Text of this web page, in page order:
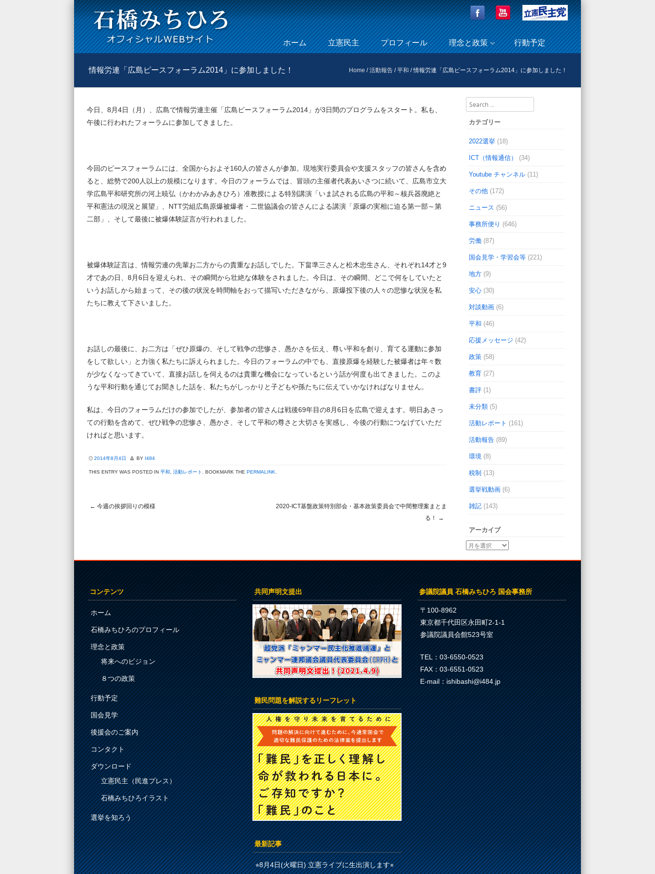
Menu
Skip to content
ホーム 立憲民主 プロフィール 理念と政策 行動予定
情報労連「広島ピースフォーラム2014」に参加しました！ Home /活動報告 /平和 /情報労連「広島ピースフォーラム2014」に参加しました！
今日、8月4日（月）、広島で情報労連主催「広島ピースフォーラム2014」が3日間のプログラムをスタート。私も、
午後に行われたフォーラムに参加してきました。
今回のピースフォーラムには、全国からおよそ160人の皆さんが参加。現地実行委員会や支援スタッフの皆さんを含め
ると、総勢で200人以上の規模になります。今日のフォーラムでは、冒頭の主催者代表あいさつに続いて、広島市立大
学広島平和研究所の河上暁弘（かわかみあきひろ）准教授による特別講演「いま試される広島の平和～核兵器廃絶と
平和憲法の現況と展望」、NTT労組広島原爆被爆者・二世協議会の皆さんによる講演「原爆の実相に迫る第一部～第
二部」、そして最後に被爆体験証言が行われました。
被爆体験証言は、情報労連の先輩お二方からの貴重なお話しでした。下畠準三さんと松木忠生さん、それぞれ14才と9
才であの日、8月6日を迎えられ、その瞬間から壮絶な体験をされました。今日は、その瞬間、どこで何をしていたと
いうお話しから始まって、その後の状況を時間軸をおって描写いただきながら、原爆投下後の人々の悲惨な状況を私
たちに教えて下さいました。
お話しの最後に、お二方は「ぜひ原爆の、そして戦争の悲惨さ、愚かさを伝え、尊い平和を創り、育てる運動に参加
をして欲しい」と力強く私たちに訴えられました。今日のフォーラムの中でも、直接原爆を経験した被爆者は年々数
が少なくなってきていて、直接お話しを伺えるのは貴重な機会になっているという話が何度も出てきました。このよ
うな平和行動を通じてお聞きした話を、私たちがしっかりと子どもや孫たちに伝えていかなければなりません。
私は、今日のフォーラムだけの参加でしたが、参加者の皆さんは戦後69年目の8月6日を広島で迎えます。明日あさっ
ての行動を含めて、ぜひ戦争の悲惨さ、愚かさ、そして平和の尊さと大切さを実感し、今後の行動につなげていただ
ければと思います。
2014年8月4日 BY I484
THIS ENTRY WAS POSTED IN 平和 活動レポート . BOOKMARK THE PERMALINK
← 今週の挨拶回りの模様
2020-ICT基盤政策特別部会・基本政策委員会で中間整理案まとま
る！
→
Search
カテゴリー
2022選挙 (18)
ICT（情報通信） (34)
Youtube チャンネル (11)
その他 (172)
ニュース (56)
事務所便り (646)
労働 (87)
国会見学・学習会等 (221)
地方 (9)
安心 (30)
対談動画 (6)
平和 (46)
応援メッセージ (42)
政策 (58)
教育 (27)
書評 (1)
未分類 (5)
活動レポート (161)
活動報告 (89)
環境 (8)
税制 (13)
選挙戦動画 (6)
雑記 (143)
アーカイブ
コンテンツ
ホーム
石橋みちひろのプロフィール
理念と政策
将来へのビジョン
８つの政策
行動予定
国会見学
後援会のご案内
コンタクト
ダウンロード
立憲民主（民進プレス）
石橋みちひろイラスト
選挙を知ろう
共同声明文提出
難民問題を解説するリーフレット
最新記事
⭐︎8月4日(火曜日) 立憲ライブに生出演します⭐︎
参議院議員 石橋みちひろ 国会事務所
〒100-8962
東京都千代田区永田町2-1-1
参議院議員会館523号室
TEL：03-6550-0523
FAX：03-6551-0523
E-mail：ishibashi@i484.jp